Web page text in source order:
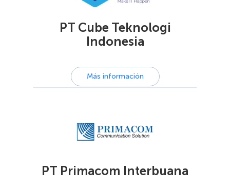
PT Cube Teknologi
Indonesia
Más información
PT Primacom Interbuana